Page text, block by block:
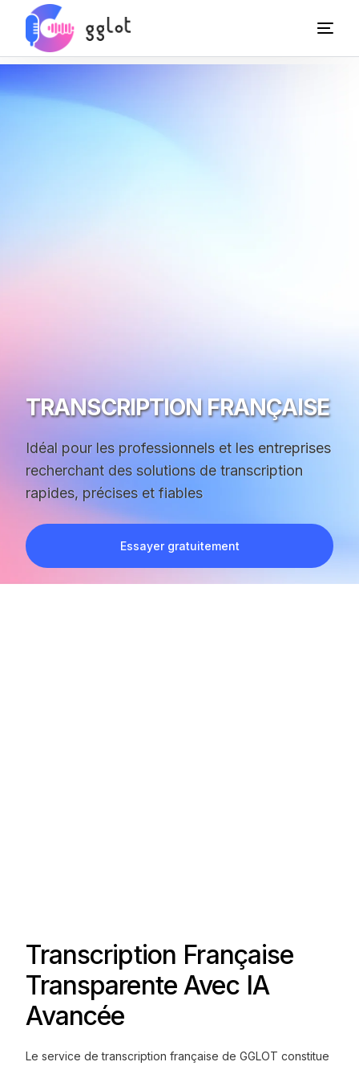
TRANSCRIPTION FRANÇAISE
Idéal pour les professionnels et les entreprises
recherchant des solutions de transcription
rapides, précises et fiables
Essayer gratuitement
Transcription Française
Transparente Avec IA
Avancée
Le service de transcription française de GGLOT constitue